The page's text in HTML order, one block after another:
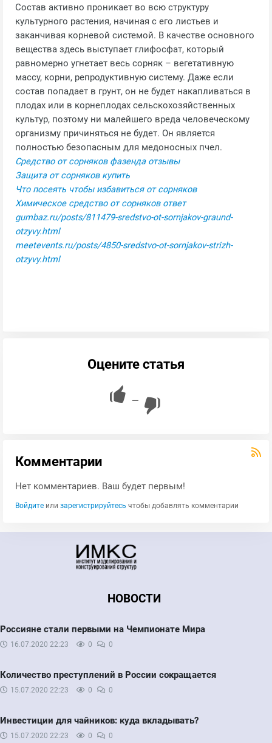
Состав активно проникает во всю структуру
культурного растения, начиная с его листьев и
заканчивая корневой системой. В качестве основного
вещества здесь выступает глифосфат, который
равномерно угнетает весь сорняк – вегетативную
массу, корни, репродуктивную систему. Даже если
состав попадает в грунт, он не будет накапливаться в
плодах или в корнеплодах сельскохозяйственных
культур, поэтому ни малейшего вреда человеческому
организму причиняться не будет. Он является
полностью безопасным для медоносных пчел.
Средство от сорняков фазенда отзывы
Защита от сорняков купить
Что посеять чтобы избавиться от сорняков
Химическое средство от сорняков ответ
gumbaz.ru/posts/811479-sredstvo-ot-sornjakov-graund-
otzyvy.html
meetevents.ru/posts/4850-sredstvo-ot-sornjakov-strizh-
otzyvy.html
Оцените статья
—
Комментарии
Нет комментариев. Ваш будет первым!
Войдите или зарегистрируйтесь чтобы добавлять комментарии
НОВОСТИ
Россияне стали первыми на Чемпионате Мира
16.07.2020 22:23 0 0
Количество преступлений в России сокращается
15.07.2020 22:23 0 0
Инвестиции для чайников: куда вкладывать?
15.07.2020 22:23 0 0